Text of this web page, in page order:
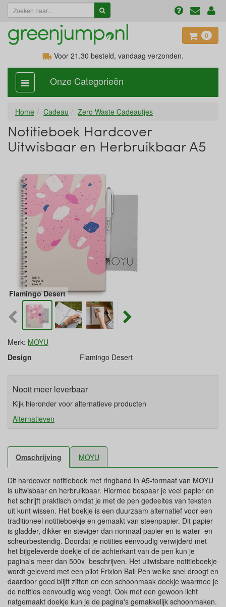
0
Voor 21.30 besteld, vandaag verzonden.
categorie
aan,
Onze Categorieën
Home Cadeau Zero Waste Cadeautjes
Notitieboek Hardcover
Uitwisbaar en Herbruikbaar A5
Flamingo Desert
Merk: MOYU
Design
Flamingo Desert
Nooit meer leverbaar
Kijk hieronder voor alternatieve producten
Alternatieven
Omschrijving MOYU
Dit hardcover notitieboek met ringband in A5-formaat van MOYU
is uitwisbaar en herbruikbaar. Hiermee bespaar je veel papier en
het schrijft praktisch omdat je met de pen gedeeltes van teksten
uit kunt wissen. Het boekje is een duurzaam alternatief voor een
traditioneel notitieboekje en gemaakt van steenpapier. Dit papier
is gladder, dikker en steviger dan normaal papier en is water- en
scheurbestendig. Doordat je notities eenvoudig verwijderd met
het bijgeleverde doekje of de achterkant van de pen kun je
pagina's meer dan 500x beschrijven. Het uitwisbare notitieboekje
wordt geleverd met een pilot Frixion Ball Pen welke snel droogt en
daardoor goed blijft zitten en een schoonmaak doekje waarmee je
de notities eenvoudig weg veegt. Ook met een gewoon licht
natgemaakt doekje kun je de pagina's gemakkelijk schoonmaken.